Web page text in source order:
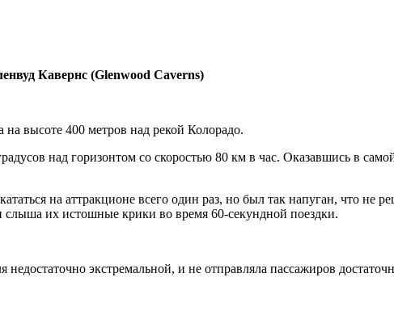
Кавернс (Glenwood Caverns)
высоте 400 метров над рекой Колорадо.
над горизонтом со скоростью 80 км в час. Оказавшись в
на аттракционе всего один раз, но был так напуган, что не
слыша их истошные крики во время 60-секундной поездки.
экстремальной, и не отправляла пассажиров